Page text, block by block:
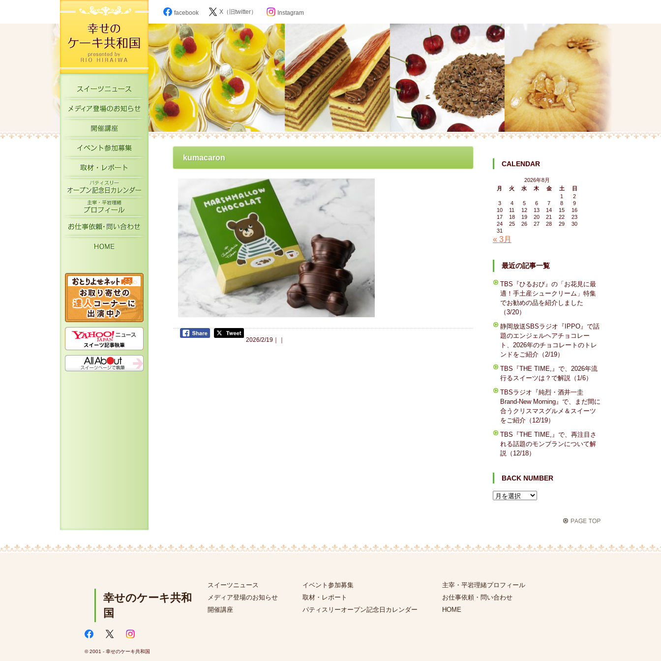
スイーツニュース
メディア登場のお知らせ
開催講座
イベント参加募集
パティスリーオープン記念日カレンダー
主宰・平岩理緒プロフィール
お仕事依頼・お問い合わせ
facebook X（旧twitter） Instagram
kumacaron
2026/2/19｜｜
CALENDAR
2026年8月
月
火 水 木 金 土
日
1
2
3
4 5 6 7 8
9
10
11 12 13 14 15
16
17
18 19 20 21 22
23
24
25 26 27 28 29
30
31
« 3月
最近の記事一覧
TBS『ひるおび』の「お花見に最
適！手土産シュークリーム」特集
でお勧めの品を紹介しました
（3/20）
静岡放送SBSラジオ『IPPO』で話
題のエンジェルヘアチョコレー
ト、2026年のチョコレートのトレ
ンドをご紹介（2/19）
TBS『THE TIME,』で、2026年流
行るスイーツは？で解説（1/6）
TBSラジオ『純烈・酒井一圭
Brand-New Morning』で、まだ間に
合うクリスマスグルメ＆スイーツ
をご紹介（12/19）
TBS『THE TIME,』で、再注目さ
れる話題のモンブランについて解
説（12/18）
BACK NUMBER
幸せのケーキ共和
国
スイーツニュース
メディア登場のお知らせ
開催講座
イベント参加募集
取材・レポート
パティスリーオープン記念日カレンダー
主宰・平岩理緒プロフィール
お仕事依頼・問い合わせ
HOME
© 2001 - 幸せのケーキ共和国